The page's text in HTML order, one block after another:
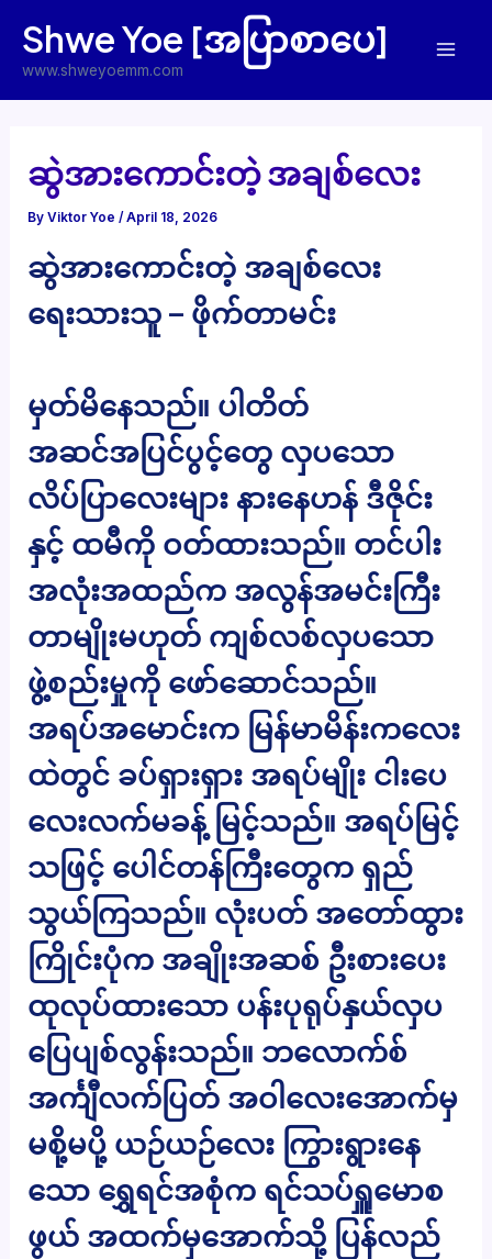
content
Shwe Yoe [အပြာစာပေ]
www.shweyoemm.com
ဆွဲအားကောင်းတဲ့ အချစ်လေး
ByViktor Yoe/April 18, 2026
ဆွဲအားကောင်းတဲ့ အချစ်လေး
ရေးသားသူ – ဖိုက်တာမင်း
မှတ်မိနေသည်။ ပါတိတ်
အဆင်အပြင်ပွင့်တွေ လှပသော
လိပ်ပြာလေးများ နားနေဟန် ဒီဇိုင်း
နှင့် ထမီကို ဝတ်ထားသည်။ တင်ပါး
အလုံးအထည်က အလွန်အမင်းကြီး
တာမျိုးမဟုတ် ကျစ်လစ်လှပသော
ဖွဲ့စည်းမှုကို ဖော်ဆောင်သည်။
အရပ်အမောင်းက မြန်မာမိန်းကလေး
ထဲတွင် ခပ်ရှားရှား အရပ်မျိုး ငါးပေ
လေးလက်မခန့် မြင့်သည်။ အရပ်မြင့်
သဖြင့် ပေါင်တန်ကြီးတွေက ရှည်
သွယ်ကြသည်။ လုံးပတ် အတော်ထွား
ကြိုင်းပုံက အချိုးအဆစ် ဦးစားပေး
ထုလုပ်ထားသော ပန်းပုရုပ်နှယ်လှပ
ပြေပျစ်လွန်းသည်။ ဘလောက်စ်
အင်္ကျီလက်ပြတ် အဝါလေးအောက်မှ
မစို့မပို့ ယဉ်ယဉ်လေး ကြွားရွားနေ
သော ရွှေရင်အစုံက ရင်သပ်ရှူမောစ
ဖွယ် အထက်မှအောက်သို့ ပြန်လည်